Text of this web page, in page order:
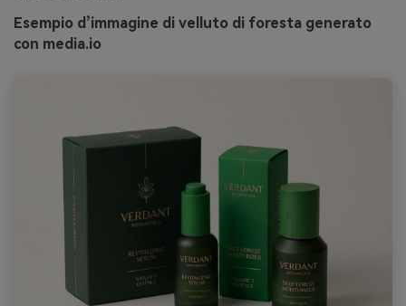
Esempio d’immagine di velluto di foresta generato
con media.io